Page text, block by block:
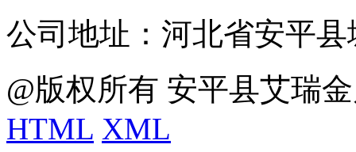
公司地址：河北省安平
@版权所有 安平县艾瑞
HTML XML